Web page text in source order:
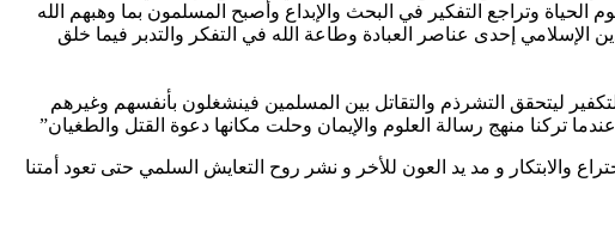
وتراجع التفكير في البحث والإبداع وأصبح المسلمون بما وهبهم الله
الإسلامي إحدى عناصر العبادة وطاعة الله في التفكر والتدبر فيما خلق
ليتحقق التشرذم والتقاتل بين المسلمين فينشغلون بأنفسهم وغيرهم
تركنا منهج رسالة العلوم والإيمان وحلت مكانها دعوة القتل والطغيان”
والابتكار و مد يد العون للأخر و نشر روح التعايش السلمي حتى تعود أمتنا